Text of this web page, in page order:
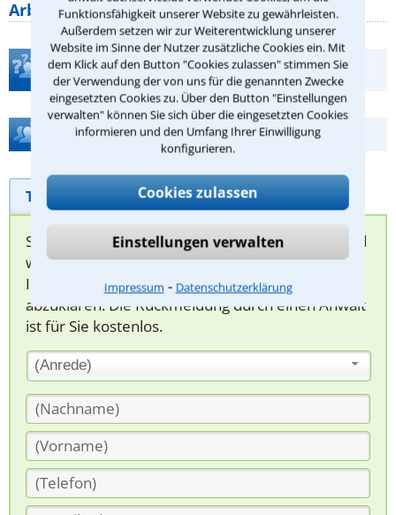
Funktionsfähigkeit unserer Website zu gewährleisten.
Außerdem setzen wir zur Weiterentwicklung unserer
Website im Sinne der Nutzer zusätzliche Cookies ein. Mit
dem Klick auf den Button "Cookies zulassen" stimmen Sie
der Verwendung der von uns für die genannten Zwecke
eingesetzten Cookies zu. Über den Button "Einstellungen
verwalten" können Sie sich über die eingesetzten Cookies
informieren und den Umfang Ihrer Einwilligung
konfigurieren.
Cookies zulassen
Einstellungen verwalten
Impressum ⁃ Datenschutzerklärung
Arbeitszeit gelten beim
Teste Dein Rechtswissen
Hilfe bei Ihrer Anwaltsuche?
Telefonhilfe Beratungsanfrage
Sie können hier Ihren Fall schildern. Anschließend
werden sich spezialisierte Rechtsanwälte bei
Ihnen melden, um das weitere Vorgehen
abzuklären. Die Rückmeldung durch einen Anwalt
ist für Sie kostenlos.
(Anrede)